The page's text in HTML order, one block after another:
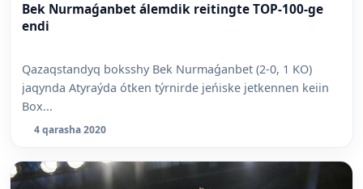
Bek Nurmaǵanbet álemdik reitingte TOP-100-ge
endi
Qazaqstandyq boksshy Bek Nurmaǵanbet (2-0, 1 KO)
jaqynda Atyraýda ótken týrnirde jeńiske jetkennen keiin
Box...
4 qarasha 2020